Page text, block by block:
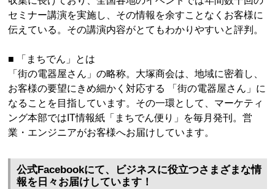
セミナー講演を実施し、その情報を余すことなくお客様に
伝えている。その講演内容がとてもわかりやすいと評判。
■ 「まちでん」とは
「街の電器屋さん」の略称。大塚商会は、地域に密着し、
お客様の要望にきめ細かく対応する 「街の電器屋さん」に
なることを目指しています。その一環として、マーケティ
ング本部ではIT情報紙「まちでん便り」を毎月発刊。営
業・エンジニアがお客様へお届けしています。
公式Facebookにて、ビジネスに役立つさまざまな情
報を日々お届けしています！